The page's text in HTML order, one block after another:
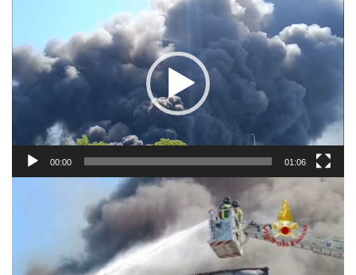
00:00 01:06